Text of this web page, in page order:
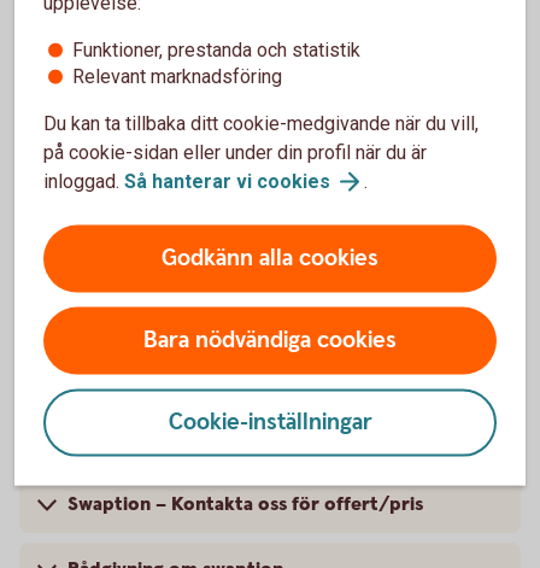
Säkerställ att ert resultat inte minskas av en
framtida förändring i marknadsräntan
lån eller en placering
Ger rätten, men inte skyldigheten, att ändra rörlig
ränta till fast eller tvärtom vid ett framtida datum
Skaffa swaption på ett
Så fungerar en swaption
Swaption – Kontakta oss för offert/pris
Funktioner, prestanda och statistik
Relevant marknadsföring
Du kan ta tillbaka ditt cookie-medgivande när du vill,
på cookie-sidan eller under din profil när du är
inloggad. Så hanterar vi cookies .
Godkänn alla cookies
Bara nödvändiga cookies
Cookie-inställningar